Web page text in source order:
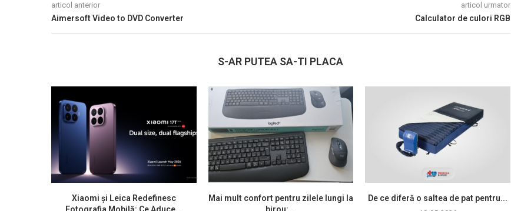
articol anterior
Aimersoft Video to DVD Converter
articol urmator
Calculator de culori RGB
S-AR PUTEA SA-TI PLACA
Xiaomi și Leica Redefinesc
Mai mult confort pentru zilele lungi la
De ce diferă o saltea de pat pentru...